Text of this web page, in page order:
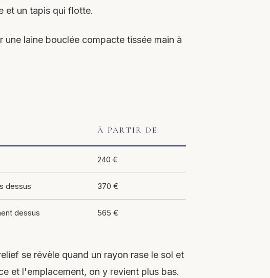
et un tapis qui flotte.
laine bouclée compacte tissée main à
À PARTIR DE
240 €
dessus 370 €
dessus 565 €
se révèle quand un rayon rase le sol et
et l'emplacement, on y revient plus bas.